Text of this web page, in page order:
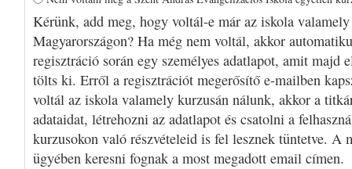
Kérünk, add meg, hogy voltál-e már az iskola
Magyarországon? Ha még nem voltál, akkor
regisztráció során egy személyes adatlapot, amit majd
tölts ki. Erről a regisztrációt megerősítő e-mailben
voltál az iskola valamely kurzusán nálunk, akkor a
adataidat, létrehozni az adatlapot és csatolni a
kurzusokon való részvételeid is fel lesznek tüntetve. A
ügyében keresni fognak a most megadott email címen.